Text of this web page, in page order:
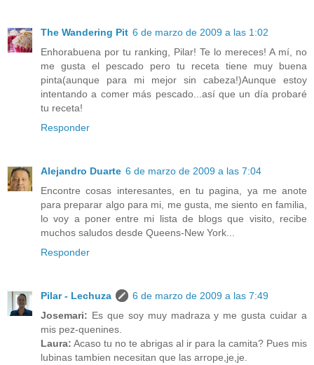
The Wandering Pit 6 de marzo de 2009 a las 1:02
Enhorabuena por tu ranking, Pilar! Te lo mereces! A mí, no
me gusta el pescado pero tu receta tiene muy buena
pinta(aunque para mi mejor sin cabeza!)Aunque estoy
intentando a comer más pescado...así que un día probaré
tu receta!
Responder
Alejandro Duarte 6 de marzo de 2009 a las 7:04
Encontre cosas interesantes, en tu pagina, ya me anote
para preparar algo para mi, me gusta, me siento en familia,
lo voy a poner entre mi lista de blogs que visito, recibe
muchos saludos desde Queens-New York...
Responder
Pilar - Lechuza
6 de marzo de 2009 a las 7:49
Josemari: Es que soy muy madraza y me gusta cuidar a
mis pez-quenines.
Laura: Acaso tu no te abrigas al ir para la camita? Pues mis
lubinas tambien necesitan que las arrope,je,je.